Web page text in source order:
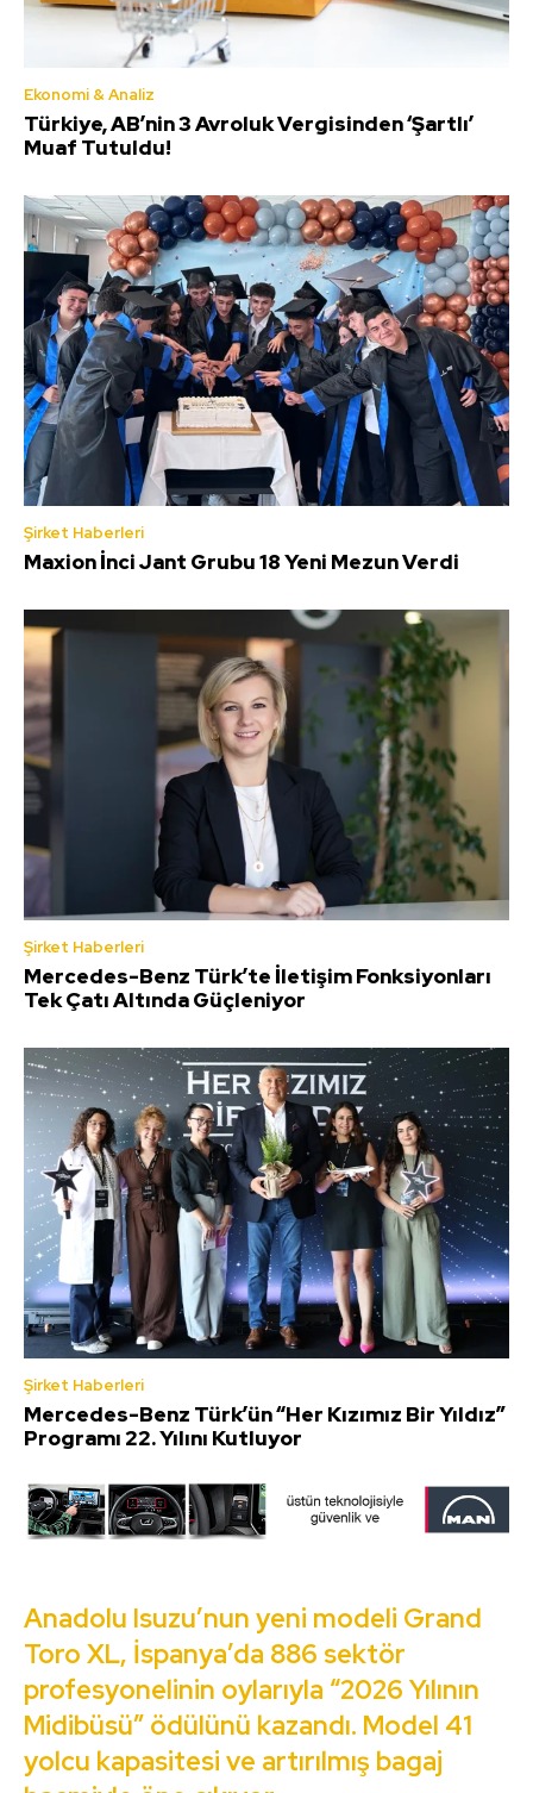
Ekonomi & Analiz
Türkiye, AB’nin 3 Avroluk Vergisinden ‘Şartlı’
Muaf Tutuldu!
Şirket Haberleri
Maxion İnci Jant Grubu 18 Yeni Mezun Verdi
Şirket Haberleri
Mercedes-Benz Türk’te İletişim Fonksiyonları
Tek Çatı Altında Güçleniyor
Şirket Haberleri
Mercedes-Benz Türk’ün “Her Kızımız Bir Yıldız”
Programı 22. Yılını Kutluyor
Anadolu Isuzu’nun yeni modeli Grand
Toro XL, İspanya’da 886 sektör
profesyonelinin oylarıyla “2026 Yılının
Midibüsü” ödülünü kazandı. Model 41
yolcu kapasitesi ve artırılmış bagaj